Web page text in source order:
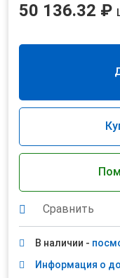
50 136.32 ₽
Сравнить
В наличии -
Информация о